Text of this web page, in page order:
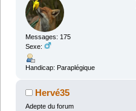
Messages: 175
Sexe:
Handicap: Paraplégique
Hervé35
Adepte du forum